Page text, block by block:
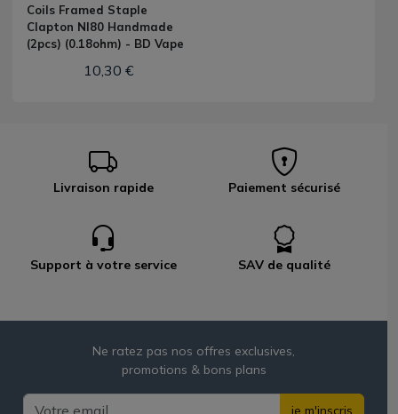
Coils Framed Staple
Clapton NI80 Handmade
(2pcs) (0.18ohm) - BD Vape
10,30 €
Livraison rapide Paiement sécurisé
Support à votre service SAV de qualité
Ne ratez pas nos offres exclusives,
promotions & bons plans
je m'inscris